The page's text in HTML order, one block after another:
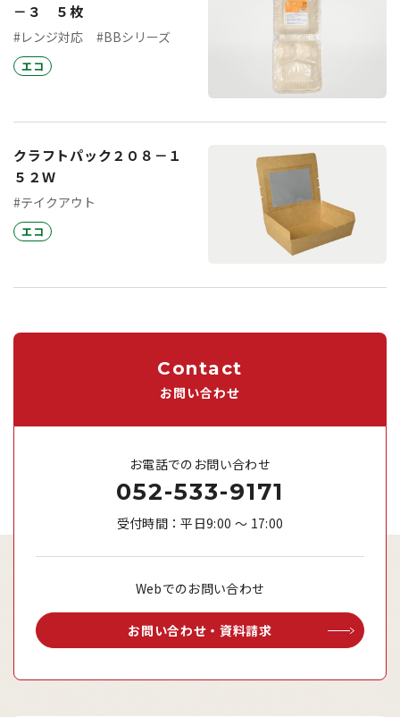
－３ ５枚
#レンジ対応 #BBシリーズ
エコ
クラフトパック２０８－１
５２Ｗ
#テイクアウト
エコ
Contact
お問い合わせ
お電話でのお問い合わせ
052-533-9171
受付時間：平日9:00 ～ 17:00
Webでのお問い合わせ
お問い合わせ・資料請求